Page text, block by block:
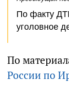
По факту
уголовное
По
России по